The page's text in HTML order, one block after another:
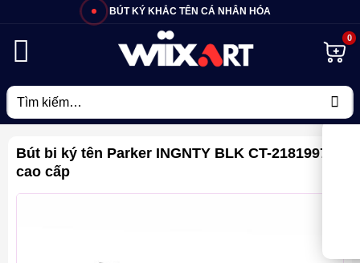
BÚT KÝ KHẮC TÊN CÁ NHÂN HÓA
Tìm
kiếm:
Bút bi ký tên Parker INGNTY BLK CT-2181997
cao cấp